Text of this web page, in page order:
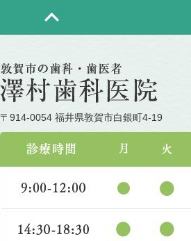
〒914-0054 福井県敦賀市白銀町4-19